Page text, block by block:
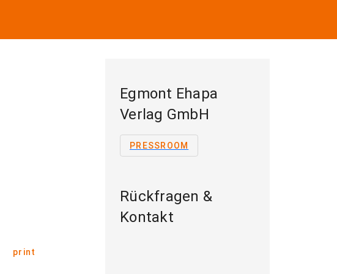
print
Egmont Ehapa
Verlag GmbH
PRESSROOM
Rückfragen &
Kontakt